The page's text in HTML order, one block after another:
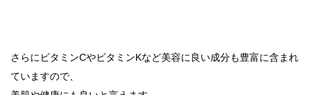
さらにビタミンCやビタミンKなど美容に良い成分も豊富に含まれ
ていますので、